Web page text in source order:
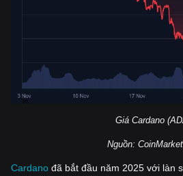
Giá Cardano
Nguồn:
Cardano đã bắt đầu năm 2025 với làn